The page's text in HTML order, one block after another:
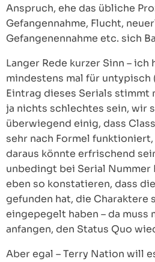
Anspruch, ehe das übliche
Gefangennahme, Flucht,
Gefangenennahme etc. sich
Langer Rede kurzer Sinn –
mindestens mal für
Eintrag dieses Serials stimmt
ja nichts schlechtes sein, wir
überwiegend einig, dass
sehr nach Formel
daraus könnte erfrischend
unbedingt bei Serial Nummer
eben so konstatieren, dass
gefunden hat, die Charaktere
eingepegelt haben – da muss
anfangen, den Status Quo
Aber egal – Terry Nation will